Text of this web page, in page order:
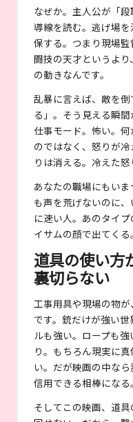
なぜか。主人公が「
導線を読む。逃げ場
保する。つまり現場
闘技の天才というよ
の動きなんです。
乱暴に言えば、敵を
る」。そう見える瞬
仕事モード。怖い。
のではなく、怒りが
りは消える。冷えた怒
あなたの職場にもい
も声を荒げないのに
に速い人。あのタイ
イサムの顔で出てくる
道具の使い方
裏切らない
工事用具や現場の物
です。銃だけが強い
ルも強い。ロープも
り。もちろん現実に
い。だが映画の中な
信用できる相棒になる
そしてこの映画、道